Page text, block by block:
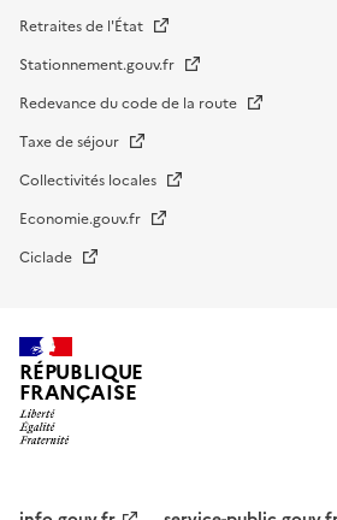
Retraites de l'État
Stationnement.gouv.fr
Redevance du code de la route
Taxe de séjour
Collectivités locales
Economie.gouv.fr
Ciclade
RÉPUBLIQUE
FRANÇAISE